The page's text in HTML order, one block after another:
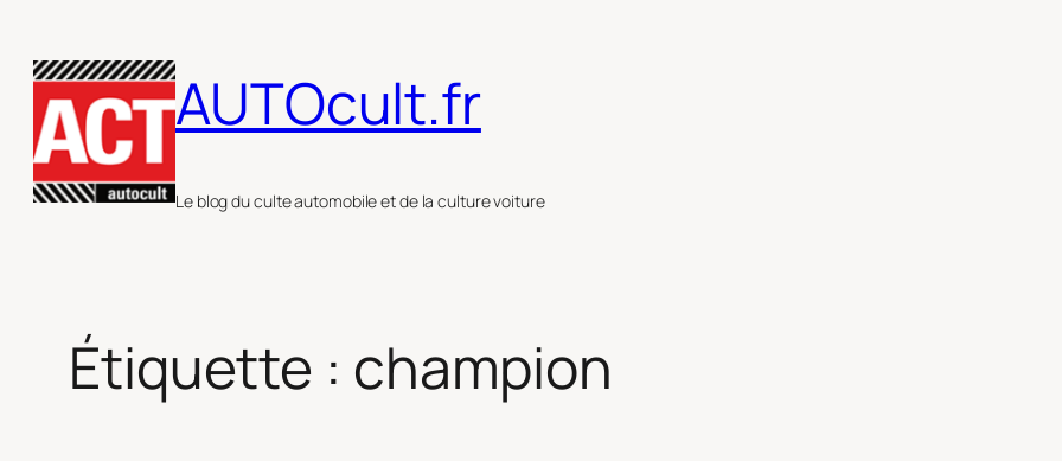
au
contenu
AUTOcult.fr
Le blog du culte automobile et de la culture voiture
Étiquette : champion